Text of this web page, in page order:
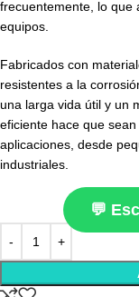
frecuentemente, lo que
equipos.
Fabricados con
resistentes a la
una larga vida útil y un
eficiente hace que
aplicaciones, desde
industriales.
💬